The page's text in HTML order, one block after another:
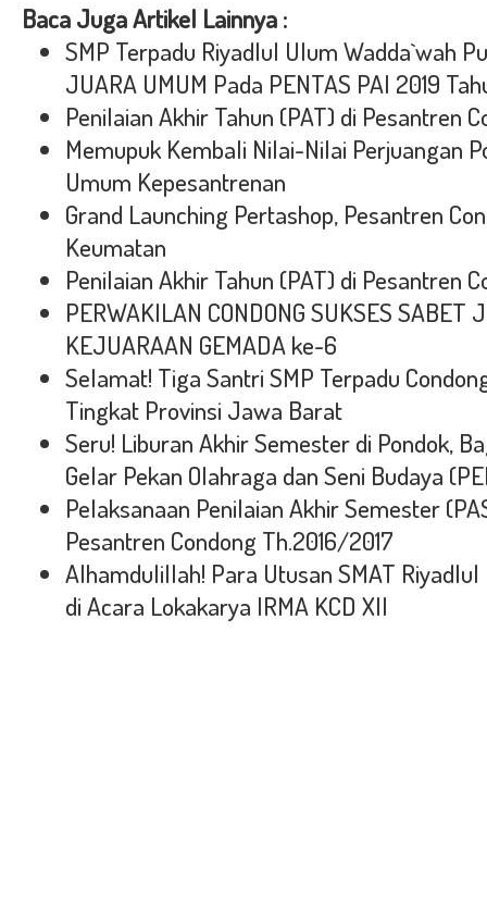
Baca Juga Artikel Lainnya :
SMP Terpadu Riyadlul Ulum Wadda`wah
JUARA UMUM Pada PENTAS PAI 2019
Penilaian Akhir Tahun (PAT) di Pesantren
Memupuk Kembali Nilai-Nilai Perjuangan
Umum Kepesantrenan
Grand Launching Pertashop, Pesantren
Keumatan
Penilaian Akhir Tahun (PAT) di Pesantren
PERWAKILAN CONDONG SUKSES SABET
KEJUARAAN GEMADA ke-6
Selamat! Tiga Santri SMP Terpadu
Tingkat Provinsi Jawa Barat
Seru! Liburan Akhir Semester di Pondok,
Gelar Pekan Olahraga dan Seni Budaya
Pelaksanaan Penilaian Akhir Semester
Pesantren Condong Th.2016/2017
Alhamdulillah! Para Utusan SMAT
di Acara Lokakarya IRMA KCD XII